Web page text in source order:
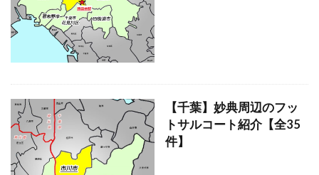
【千葉】妙典周辺のフッ
トサルコート紹介【全35
件】